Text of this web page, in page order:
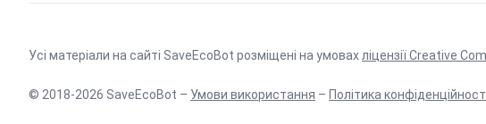
Усі матеріали на сайті SaveEcoBot розміщені на умовахліцензії Creative
© 2018-2026 SaveEcoBot – Умови використання – Політика